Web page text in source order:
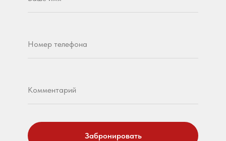
Забронировать